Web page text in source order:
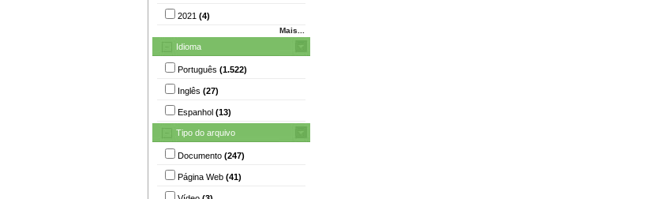
2021 (4)
Mais...
Idioma
Português (1.522)
Inglês (27)
Espanhol (13)
Tipo do arquivo
Documento (247)
Página Web (41)